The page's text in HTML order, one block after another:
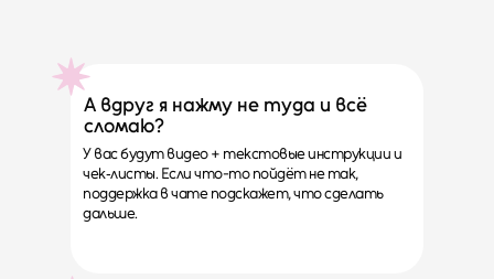
У вас будут видео + текстовые инструкции и
чек‑листы. Если что-то пойдёт не так,
поддержка в чате подскажет, что сделать
дальше.
А вдруг я нажму не туда и всё
сломаю?